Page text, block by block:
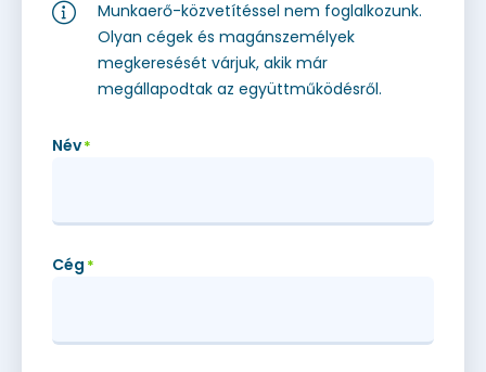
Munkaerő-közvetítéssel nem foglalkozunk.
Olyan cégek és magánszemélyek
megkeresését várjuk, akik már
megállapodtak az együttműködésről.
Név*
Cég *